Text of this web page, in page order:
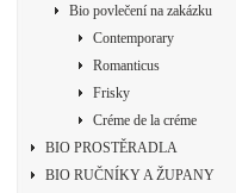
Bio povlečení na zakázku
Contemporary
Romanticus
Frisky
Créme de la créme
BIO PROSTĚRADLA
BIO RUČNÍKY A ŽUPANY